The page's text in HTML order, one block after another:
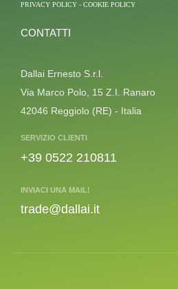
PRIVACY POLICY - COOKIE POLICY
CONTATTI
Dallai Ernesto S.r.l.
Via Marco Polo, 15 Z.I. Ranaro
42046 Reggiolo (RE) - Italia
SERVIZIO CLIENTI
+39 0522 210811
INVIACI UNA MAIL!
trade@dallai.it